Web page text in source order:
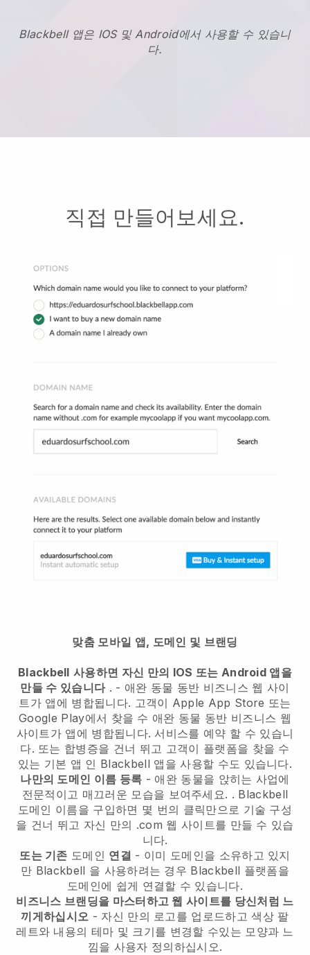
Blackbell 앱은 IOS 및 Android에서 사용할 수 있습니
다.
직접 만들어보세요.
맞춤 모바일 앱, 도메인 및 브랜딩
Blackbell 사용하면 자신 만의 IOS 또는 Android 앱을
만들 수 있습니다. - 애완 동물 동반 비즈니스 웹 사이
트가 앱에 병합됩니다. 고객이 Apple App Store 또는
Google Play에서 찾을 수 애완 동물 동반 비즈니스 웹
사이트가 앱에 병합됩니다. 서비스를 예약 할 수 있습니
다. 또는 합병증을 건너 뛰고 고객이 플랫폼을 찾을 수
있는 기본 앱 인 Blackbell 앱을 사용할 수도 있습니다.
나만의 도메인 이름 등록 - 애완 동물을 앉히는 사업에
전문적이고 매끄러운 모습을 보여주세요. . Blackbell
도메인 이름을 구입하면 몇 번의 클릭만으로 기술 구성
을 건너 뛰고 자신 만의 .com 웹 사이트를 만들 수 있습
니다.
또는 기존 도메인 연결 - 이미 도메인을 소유하고 있지
만 Blackbell 을 사용하려는 경우 Blackbell 플랫폼을
도메인에 쉽게 연결할 수 있습니다.
비즈니스 브랜딩을 마스터하고 웹 사이트를 당신처럼 느
끼게하십시오 - 자신 만의 로고를 업로드하고 색상 팔
레트와 내용의 테마 및 크기를 변경할 수있는 모양과 느
낌을 사용자 정의하십시오.